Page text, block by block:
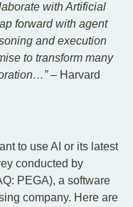
with Artificial
forward with agent
and execution
to transform many
– Harvard
to use AI or its latest
conducted by
PEGA), a software
company. Here are